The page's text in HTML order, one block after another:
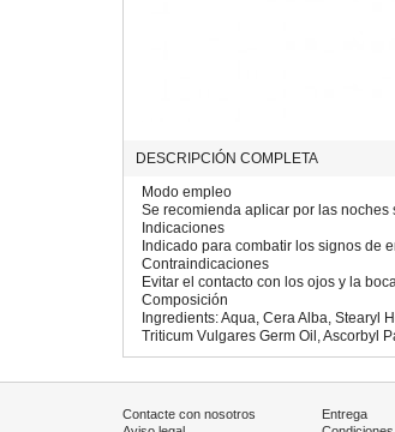
DESCRIPCIÓN COMPLETA
Modo empleo
Se recomienda aplicar por las noches
Indicaciones
Indicado para combatir los signos de
Contraindicaciones
Evitar el contacto con los ojos y la
Composición
Ingredients: Aqua, Cera Alba, Stearyl
Triticum Vulgares Germ Oil, Ascorbyl
Contacte con nosotros
Entrega